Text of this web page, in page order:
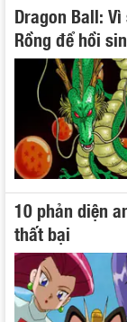
Dragon Ball:
Rồng để hồi
10 phản diện
thất bại